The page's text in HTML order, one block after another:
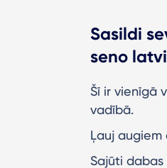
Sasildi
seno
Šī ir vienīgā
vadībā.
Ļauj
Sajūti